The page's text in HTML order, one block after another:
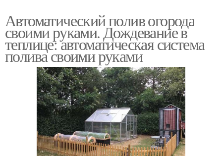
Автоматический полив огорода
своими руками. Дождевание в
теплице: автоматическая система
полива своими руками